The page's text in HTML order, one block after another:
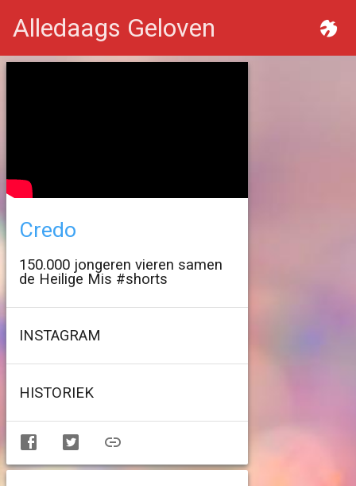
Alledaags Geloven
Credo
150.000 jongeren vieren samen
de Heilige Mis #shorts
INSTAGRAM
HISTORIEK